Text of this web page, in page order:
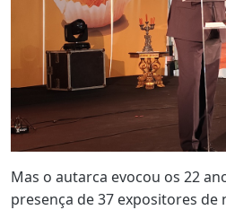
Mas o autarca evocou os 22
presença de 37 expositores de